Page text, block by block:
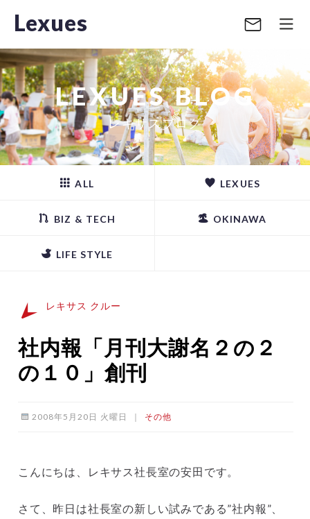
Lexues
LEXUES BLOG
レキサスブログ
ALL LEXUES
BIZ & TECH OKINAWA
LIFE STYLE
レキサス クルー
社内報「月刊大謝名２の２
の１０」創刊
2008年5月20日 火曜日 ｜ その他
こんにちは、レキサス社長室の安田です。
さて、昨日は社長室の新しい試みである”社内報”、